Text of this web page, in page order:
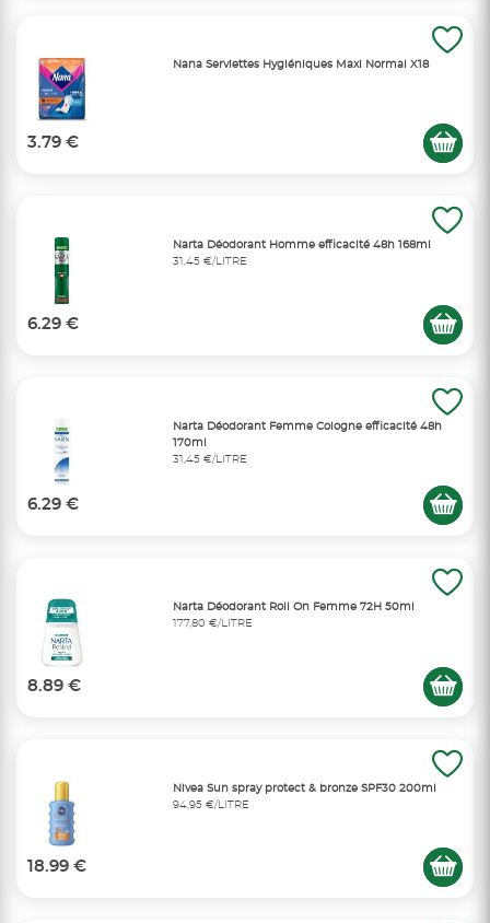
Nana Serviettes Hygiéniques Maxi Normal X18
3.79 €
Narta Déodorant Homme efficacité 48h 168ml
31,45 €/LITRE
6.29 €
Narta Déodorant Femme Cologne efficacité 48h
170ml
31,45 €/LITRE
6.29 €
Narta Déodorant Roll On Femme 72H 50ml
177,80 €/LITRE
8.89 €
Nivea Sun spray protect & bronze SPF30 200ml
94,95 €/LITRE
18.99 €